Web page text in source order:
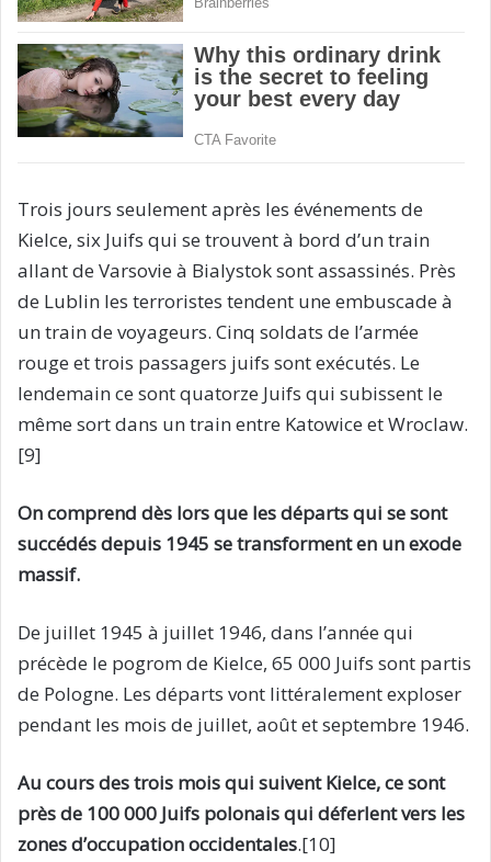
Trois jours seulement après les événements de
Kielce, six Juifs qui se trouvent à bord d’un train
allant de Varsovie à Bialystok sont assassinés. Près
de Lublin les terroristes tendent une embuscade à
un train de voyageurs. Cinq soldats de l’armée
rouge et trois passagers juifs sont exécutés. Le
lendemain ce sont quatorze Juifs qui subissent le
même sort dans un train entre Katowice et Wroclaw.
[9]
On comprend dès lors que les départs qui se sont
succédés depuis 1945 se transforment en un exode
massif.
De juillet 1945 à juillet 1946, dans l’année qui
précède le pogrom de Kielce, 65 000 Juifs sont partis
de Pologne. Les départs vont littéralement exploser
pendant les mois de juillet, août et septembre 1946.
Au cours des trois mois qui suivent Kielce, ce sont
près de 100 000 Juifs polonais qui déferlent vers les
zones d’occupation occidentales.[10]